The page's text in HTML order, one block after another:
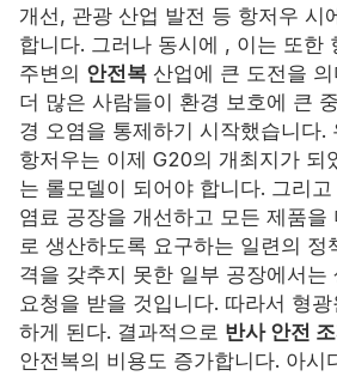
어둠 속에서 빛나는 소재
산업용 세척 트림
CHINASTARS 정보
새로운 제품
자격증
목록
비디오
개선, 관광 산업 발전 등 항저우 시
합니다. 그러나 동시에 , 이는 또한
주변의 안전복 산업에 큰 도전을
더 많은 사람들이 환경 보호에 큰
경 오염을 통제하기 시작했습니다.
항저우는 이제 G20의 개최지가 되
는 롤모델이 되어야 합니다. 그리
염료 공장을 개선하고 모든 제품을
로 생산하도록 요구하는 일련의 정
격을 갖추지 못한 일부 공장에서는
요청을 받을 것입니다. 따라서 형
하게 된다. 결과적으로 반사 안전 조
안전복의 비용도 증가합니다. 아시